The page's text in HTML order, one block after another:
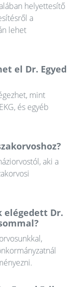
helyettesítő
a
lehet
el Dr. Egyed
mint
és egyéb
aki a
elégedett Dr.